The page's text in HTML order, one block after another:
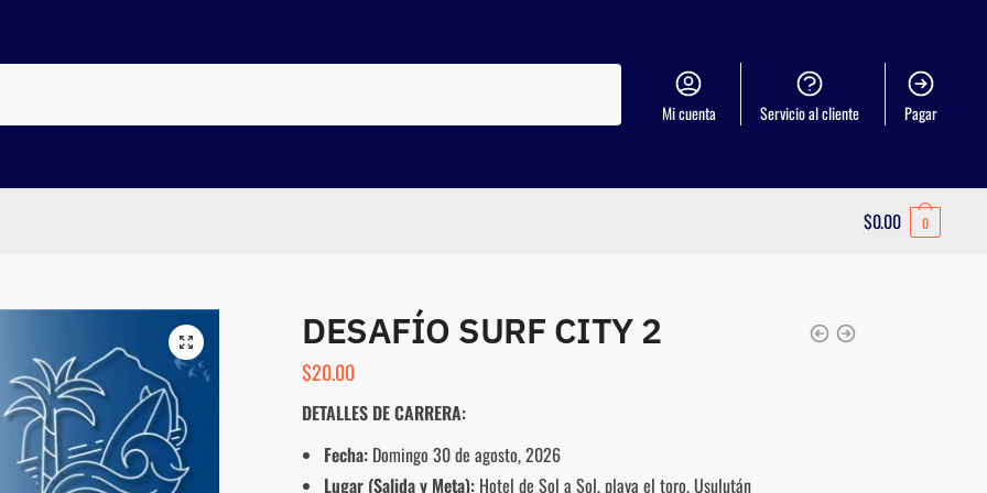
Mi cuenta Servicio al cliente Pagar
$0.00 0
DESAFÍO SURF CITY 2
$20.00
DETALLES DE CARRERA:
Fecha: Domingo 30 de agosto, 2026
Lugar (Salida y Meta): Hotel de Sol a Sol, playa el toro, Usulután